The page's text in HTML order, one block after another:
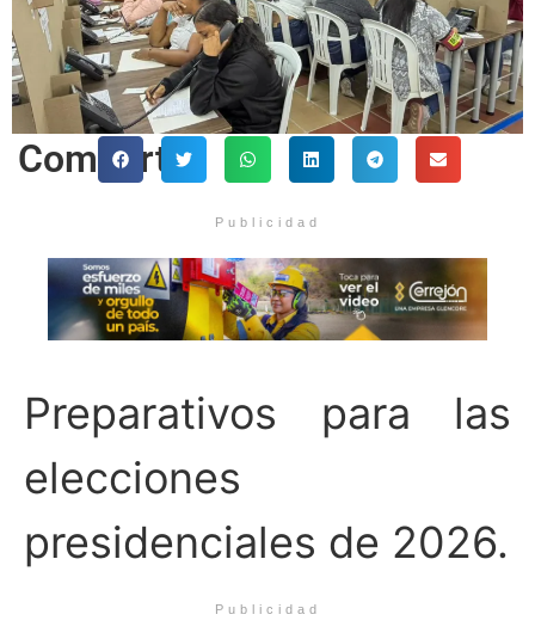
Comparte
Publicidad
Preparativos para las
elecciones
presidenciales de 2026.
Publicidad